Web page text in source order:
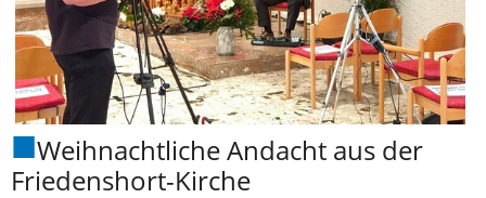
Weihnachtliche Andacht aus der
Friedenshort-Kirche